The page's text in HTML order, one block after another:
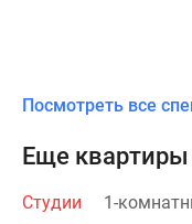
Посмотреть все
Еще
Студии 1-